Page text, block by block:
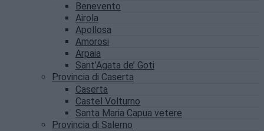
Benevento
Airola
Apollosa
Amorosi
Arpaia
Sant’Agata de’ Goti
Provincia di Caserta
Caserta
Castel Volturno
Santa Maria Capua vetere
Provincia di Salerno